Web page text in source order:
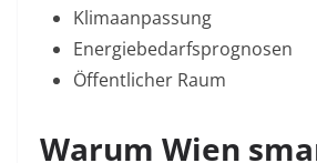
Klimaanpassung
Energiebedarfsprognosen
Öffentlicher Raum
Warum Wien